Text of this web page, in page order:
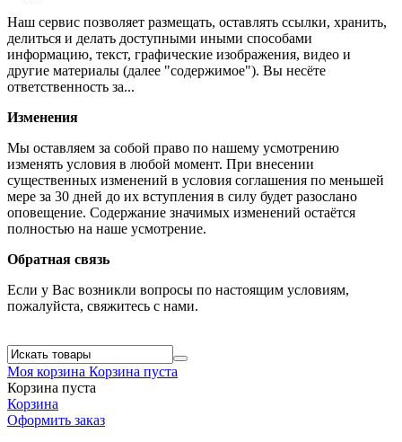
Наш сервис позволяет размещать, оставлять ссылки, хранить,
делиться и делать доступными иными способами
информацию, текст, графические изображения, видео и
другие материалы (далее "содержимое"). Вы несёте
ответственность за...
Изменения
Мы оставляем за собой право по нашему усмотрению
изменять условия в любой момент. При внесении
существенных изменений в условия соглашения по меньшей
мере за 30 дней до их вступления в силу будет разослано
оповещение. Содержание значимых изменений остаётся
полностью на наше усмотрение.
Обратная связь
Если у Вас возникли вопросы по настоящим условиям,
пожалуйста, свяжитесь с нами.
Моя корзина Корзина пуста
Корзина пуста
Корзина
Оформить заказ